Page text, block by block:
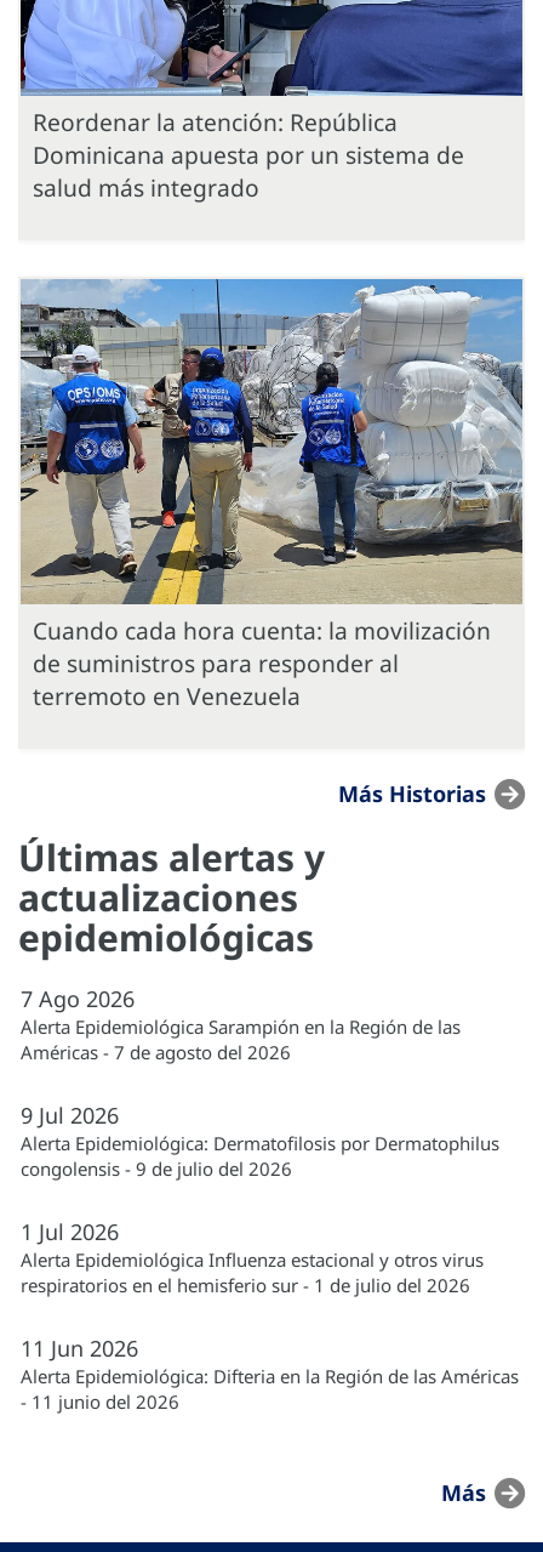
Reordenar la atención: República
Dominicana apuesta por un sistema de
salud más integrado
Cuando cada hora cuenta: la movilización
de suministros para responder al
terremoto en Venezuela
Más Historias
Últimas alertas y
actualizaciones
epidemiológicas
7 Ago 2026
Alerta Epidemiológica Sarampión en la Región de las
Américas - 7 de agosto del 2026
9 Jul 2026
Alerta Epidemiológica: Dermatofilosis por Dermatophilus
congolensis - 9 de julio del 2026
1 Jul 2026
Alerta Epidemiológica Influenza estacional y otros virus
respiratorios en el hemisferio sur - 1 de julio del 2026
11 Jun 2026
Alerta Epidemiológica: Difteria en la Región de las Américas
- 11 junio del 2026
Más